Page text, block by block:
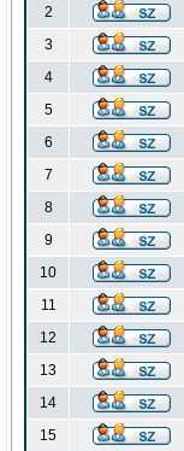
2
3
4
5
6
7
8
9
10
11
12
13
14
15